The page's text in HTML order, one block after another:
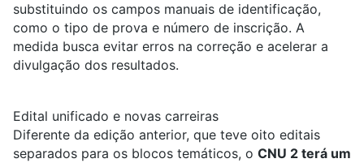
substituindo os campos manuais de identificação,
como o tipo de prova e número de inscrição. A
medida busca evitar erros na correção e acelerar a
divulgação dos resultados.
Edital unificado e novas carreiras
Diferente da edição anterior, que teve oito editais
separados para os blocos temáticos, o CNU 2 terá um